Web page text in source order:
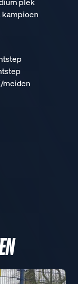
kampioen
meiden